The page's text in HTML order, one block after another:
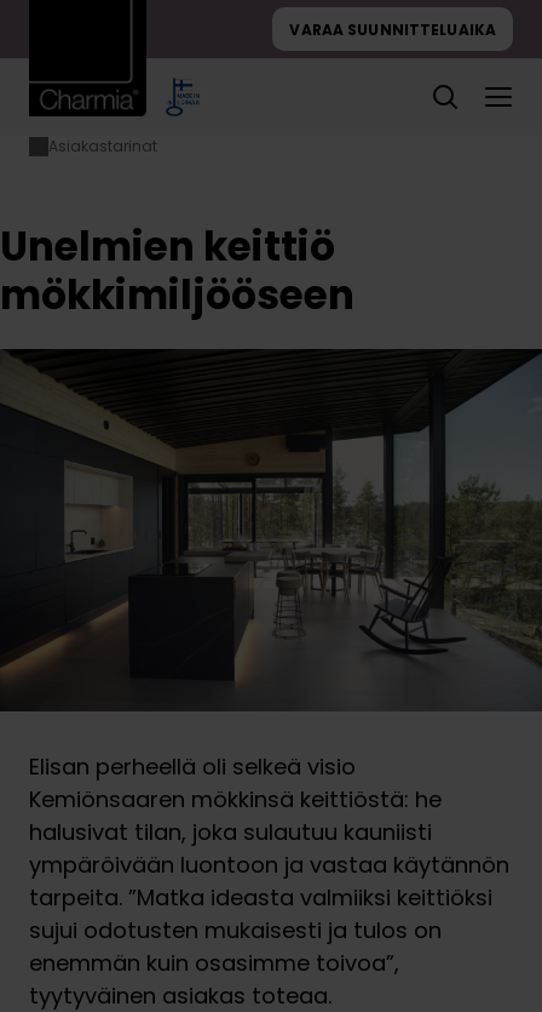
VARAA SUUNNITTELUAIKA
Etusivu
Asiakastarinat
Unelmien keittiö
Unelmien keittiö
mökkimiljööseen
Elisan perheellä oli selkeä visio
Kemiönsaaren mökkinsä keittiöstä: he
halusivat tilan, joka sulautuu kauniisti
ympäröivään luontoon ja vastaa käytännön
tarpeita. ”Matka ideasta valmiiksi keittiöksi
sujui odotusten mukaisesti ja tulos on
enemmän kuin osasimme toivoa”,
tyytyväinen asiakas toteaa.